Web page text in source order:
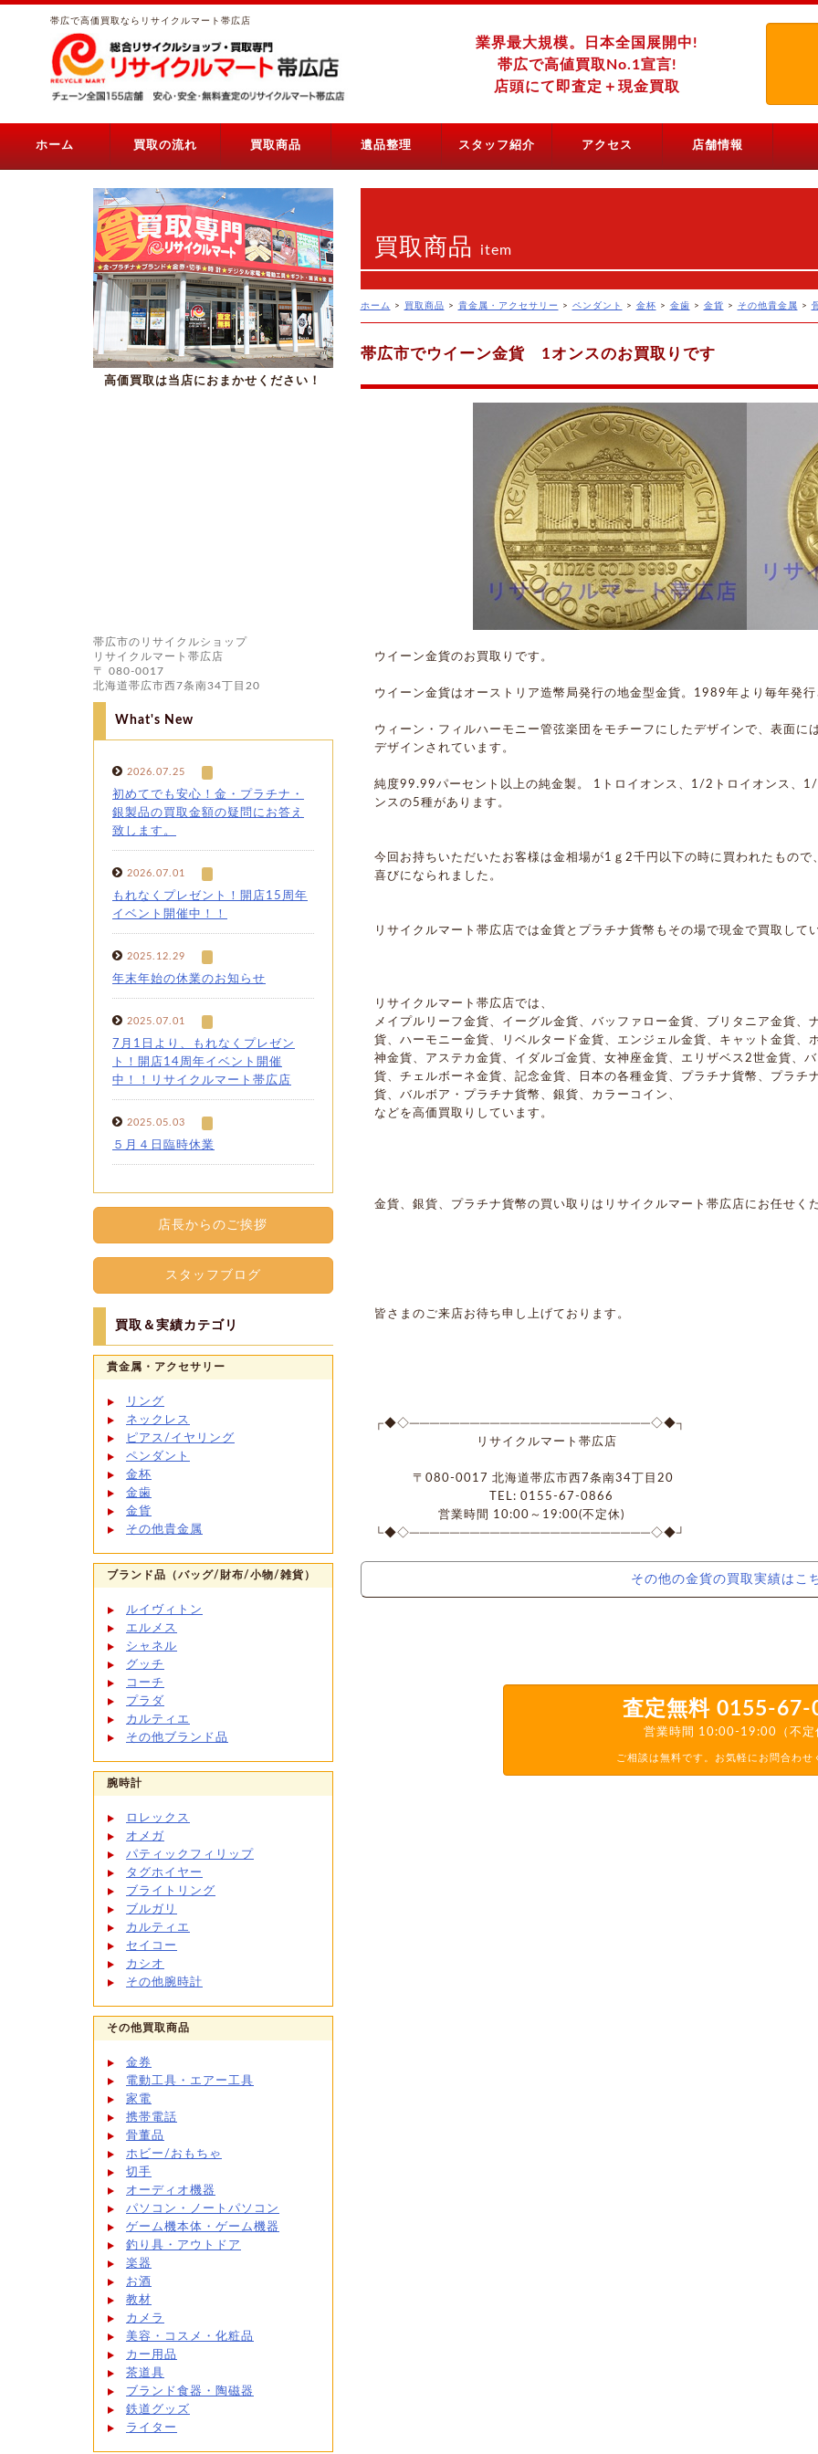
帯広で高価買取ならリサイクルマート帯広店
業界最大規模。日本全国展開中!
帯広で高値買取No.1宣言!
店頭にて即査定＋現金買取
ホーム 買取の流れ 買取商品 遺品整理 スタッフ紹介 アクセス 店舗情報
買取商品 item
ホーム > 買取商品 > 貴金属・アクセサリー > ペンダント > 金杯 > 金歯 > 金貨 > その他貴金属 >
帯広市でウイーン金貨 1オンスのお買取りです
ウイーン金貨のお買取りです。
ウイーン金貨はオーストリア造幣局発行の地金型金貨。1989年より毎年発
ウィーン・フィルハーモニー管弦楽団をモチーフにしたデザインで、表面
デザインされています。
純度99.99パーセント以上の純金製。 1トロイオンス、1/2トロイオンス、
ンスの5種があります。
今回お持ちいただいたお客様は金相場が1ｇ2千円以下の時に買われたもの
喜びになられました。
リサイクルマート帯広店では金貨とプラチナ貨幣もその場で現金で買取して
リサイクルマート帯広店では、
メイプルリーフ金貨、イーグル金貨、バッファロー金貨、ブリタニア金貨
貨、ハーモニー金貨、リベルタード金貨、エンジェル金貨、キャット金貨、
神金貨、アステカ金貨、イダルゴ金貨、女神座金貨、エリザベス2世金貨、
貨、チェルボーネ金貨、記念金貨、日本の各種金貨、プラチナ貨幣、プラチ
貨、バルボア・プラチナ貨幣、銀貨、カラーコイン、
などを高価買取りしています。
金貨、銀貨、プラチナ貨幣の買い取りはリサイクルマート帯広店にお任せく
皆さまのご来店お待ち申し上げております。
┌◆◇────────────────────────◇◆┐
リサイクルマート帯広店
〒080-0017 北海道帯広市西7条南34丁目20
TEL: 0155-67-0866
営業時間 10:00～19:00(不定休)
└◆◇────────────────────────◇◆┘
その他の金貨の買取実績はこ
査定無料 0155-67-
営業時間 10:00-19:00（不定
ご相談は無料です。お気軽にお問合わせ
高価買取は当店におまかせください！
帯広市のリサイクルショップ
リサイクルマート帯広店
〒 080-0017
北海道帯広市西7条南34丁目20
What's New
2026.07.25
初めてでも安心！金・プラチナ・
銀製品の買取金額の疑問にお答え
致します。
2026.07.01
もれなくプレゼント！開店15周年
イベント開催中！！
2025.12.29
年末年始の休業のお知らせ
2025.07.01
7月1日より、もれなくプレゼン
ト！開店14周年イベント開催
中！！リサイクルマート帯広店
2025.05.03
５月４日臨時休業
店長からのご挨拶
スタッフブログ
買取＆実績カテゴリ
貴金属・アクセサリー
リング
ネックレス
ピアス/イヤリング
ペンダント
金杯
金歯
金貨
その他貴金属
ブランド品（バッグ/財布/小物/雑貨）
ルイヴィトン
エルメス
シャネル
グッチ
コーチ
プラダ
カルティエ
その他ブランド品
腕時計
ロレックス
オメガ
パティックフィリップ
タグホイヤー
ブライトリング
ブルガリ
カルティエ
セイコー
カシオ
その他腕時計
その他買取商品
金券
電動工具・エアー工具
家電
携帯電話
骨董品
ホビー/おもちゃ
切手
オーディオ機器
パソコン・ノートパソコン
ゲーム機本体・ゲーム機器
釣り具・アウトドア
楽器
お酒
教材
カメラ
美容・コスメ・化粧品
カー用品
茶道具
ブランド食器・陶磁器
鉄道グッズ
ライター